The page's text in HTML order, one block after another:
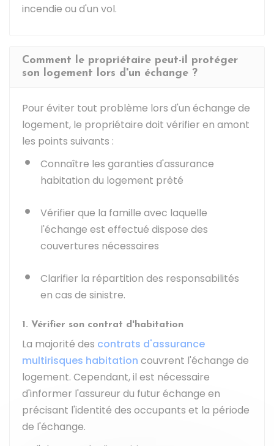
incendie ou d'un vol.
Comment le propriétaire peut-il protéger
son logement lors d'un échange ?
Pour éviter tout problème lors d'un échange de
logement, le propriétaire doit vérifier en amont
les points suivants :
Connaître les garanties d'assurance
habitation du logement prêté
Vérifier que la famille avec laquelle
l'échange est effectué dispose des
couvertures nécessaires
Clarifier la répartition des responsabilités
en cas de sinistre.
1. Vérifier son contrat d'habitation
La majorité des contrats d'assurance
multirisques habitation couvrent l'échange de
logement. Cependant, il est nécessaire
d'informer l'assureur du futur échange en
précisant l'identité des occupants et la période
de l'échange.